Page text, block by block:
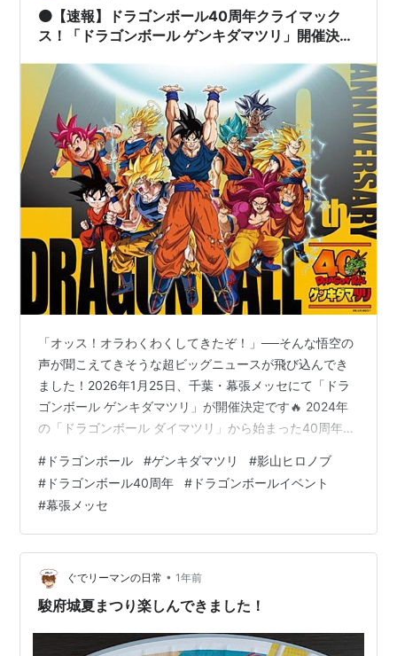
🟠【速報】ドラゴンボール40周年クライマック
ス！「ドラゴンボール ゲンキダマツリ」開催決定
「オッス！オラわくわくしてきたぞ！」──そんな悟空の
声が聞こえてきそうな超ビッグニュースが飛び込んでき
ました！2026年1月25日、千葉・幕張メッセにて「ドラ
ゴンボール ゲンキダマツリ」が開催決定です🔥 2024年
の「ドラゴンボール ダイマツリ」から始まった40周年イ
大トリイベントになりそうです！ 🟢 40周年のクライマ
ックスイベント「ゲンキダマツリ」とは？ 今回の「ゲン
キダマツリ」は、入場無料の完全招待制イベント。ドラ
ゴンボールの“今”と“これから”が一堂に会する、ファン必
見の祭典となっています。 ステージは2部構成で、 🕙 午
前10時〜…
# ドラゴンボール #ゲンキダマツリ #影山ヒロノブ
# ドラゴンボール40周年 # ドラゴンボールイベント
#幕張メッセ
ぐでリーマンの日常 • 1年前
駿府城夏まつり楽しんできました！